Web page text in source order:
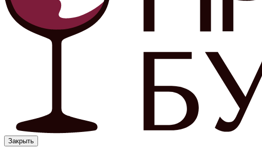
Закрыть